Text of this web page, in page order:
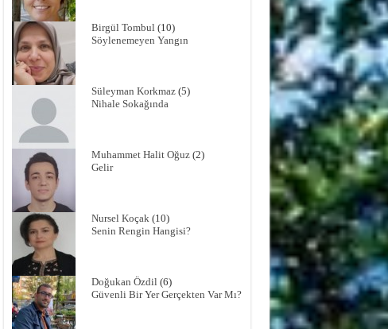
Birgül Tombul(10)
Söylenemeyen Yangın
Süleyman Korkmaz(5)
Nihale Sokağında
Muhammet Halit Oğuz(2)
Gelir
Nursel Koçak(10)
Senin Rengin Hangisi?
Doğukan Özdil(6)
Güvenli Bir Yer Gerçekten Var Mı?